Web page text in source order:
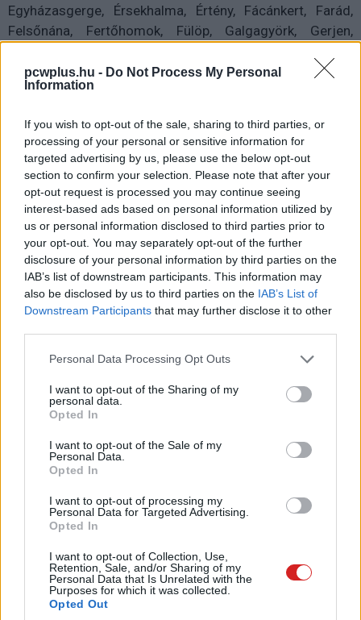
pcwplus.hu - Do Not Process My Personal
Information
If you wish to opt-out of the sale, sharing to third parties, or
processing of your personal or sensitive information for
targeted advertising by us, please use the below opt-out
section to confirm your selection. Please note that after your
opt-out request is processed you may continue seeing
interest-based ads based on personal information utilized by
us or personal information disclosed to third parties prior to
your opt-out. You may separately opt-out of the further
disclosure of your personal information by third parties on the
IAB’s list of downstream participants. This information may
also be disclosed by us to third parties on the IAB’s List of
Downstream Participants that may further disclose it to other
Please note that this website/app uses one or more Google
not limited to your visit or usage behaviour. You may click to
grant or deny consent to Google and its third-party tags to
use your data for below specified purposes in below Google
consent section.
Personal Data Processing Opt Outs
I want to opt-out of the Sharing of my
personal data.
Opted In
I want to opt-out of the Sale of my
Personal Data.
Opted In
I want to opt-out of processing my
Personal Data for Targeted Advertising.
Opted In
I want to opt-out of Collection, Use,
Retention, Sale, and/or Sharing of my
Personal Data that Is Unrelated with the
Purposes for which it was collected.
Opted Out
Egyházasgerge, Érsekhalma, Értény, Fácánkert, Farád,
Felsőnána, Fertőhomok, Fülöp, Galgagyörk, Gerjen,
Jákó, Jéke, Kaposfő, Karácsond, Karmacs, Kék, Kerta,
Kisar, Kömlőd, Konyár, Kunpeszér, Lázi, Lónya,
Mogyorósbánya, Mórágy, Nagyfüged, Nagykarácsony,
Nagypáli, Nagyszokoly, Nagyveleg, Nemesdéd,
Nemesgörzsöny, Nemesvid, Nyírcsaholy, Nyírvasvári,
Őrhalom, Örményes, Pakod, Penészlek, Pély,
Pilisszentkereszt, Pirtó, Pócsmegyer, Pölöske,
Püspökszilágy, Pusztamagyaród, Pusztaföldvár,
Rábagyarmat, Rohod, Sárkeresztúr, Sárkeszi,
Sárszentágota, Sátorhely, Sé, Siójut, Soponya, Sorkifalud,
Sormás, Szárliget, Szerep, Szentpéterszeg,
Szurdokpüspöki, Tényő, Tépe, Tiszaadony,
Tiszagyulaháza, Tiszamogyorós, Úny, Ura, Váchartyán,
Vajta, Vállaj, Vámosszabadi, Vámosatya,
Zemplénagárd.
Csömödér, Erdőhorváti, Felsőnyék, Hegyfalu, Kisgyőr,
Sárosd, Tarnabod.
MBH Bank
Abaliget, Alacska, Alattyán, Atkár, Attala, Bakonynána,
Barbacs, Báta, Becsvölgye, Berkesd, Berzék, Besnyő,
Birján, Bogád, Borsodivánka, Bő, Buj, Búcsúszentlászló,